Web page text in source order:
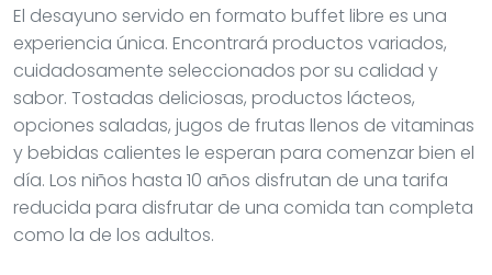
El desayuno servido en formato buffet libre es una
experiencia única. Encontrará productos variados,
cuidadosamente seleccionados por su calidad y
sabor. Tostadas deliciosas, productos lácteos,
opciones saladas, jugos de frutas llenos de vitaminas
y bebidas calientes le esperan para comenzar bien el
día. Los niños hasta 10 años disfrutan de una tarifa
reducida para disfrutar de una comida tan completa
como la de los adultos.